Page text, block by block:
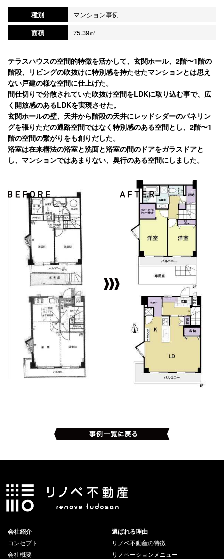
種別
マンション事例
面積
75.39㎡
テラスハウスの空間的特徴を活かして、玄関ホール、2階〜1階の
階段、リビングの吹抜けに特別感を持たせたマンションとは思え
ない戸建の様な空間に仕上げた。
間仕切りで分散されていた吹抜け空間をLDKに取り込む事で、広
く開放感のあるLDKを実現させた。
玄関ホールの壁、天井から階段の天井にレッドシダーのパネリン
グを張りただの通路空間ではなく特別感のある空間とし、2階〜1
階の空間の繋がりをも創りだした。
浴室は在来構法の浴室と洗面と浴室の間のドアをガラスドアと
し、マンションではあまりない、奥行のある空間にしました。
会社紹介
コンセプト
会社概要
選ばれる理由
リノベ不動産の特徴
リノベーションメニュー